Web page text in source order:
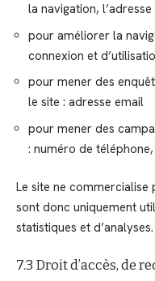
la navigation,
pour améliorer la
connexion et
pour mener des
le site : adresse email
pour mener des
: numéro de
Le site ne commercialise
sont donc uniquement
statistiques et d’analyses.
7.3 Droit d’accès, de